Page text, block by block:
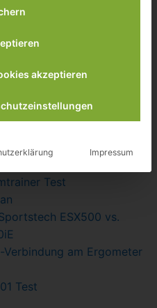
8000 Test
Pro Test
Test
ESX500 vs.
Verbindung am Ergometer
Test
akzeptieren
Impressum